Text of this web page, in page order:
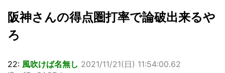
阪神さんの得点圏打率で論破出来るや
ろ
22: 風吹けば名無し 2021/11/21(日) 11:54:00.62